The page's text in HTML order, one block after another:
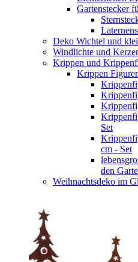
Gartenstecker
Deko Wichtel und
Windlichte und
Krippen und
Krippen
Set
cm - Set
den
Weihnachtsdeko im